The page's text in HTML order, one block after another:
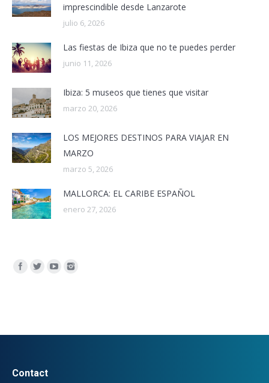
imprescindible desde Lanzarote
julio 6, 2026
Las fiestas de Ibiza que no te puedes perder
junio 11, 2026
Ibiza: 5 museos que tienes que visitar
marzo 20, 2026
LOS MEJORES DESTINOS PARA VIAJAR EN
MARZO
marzo 5, 2026
MALLORCA: EL CARIBE ESPAÑOL
enero 27, 2026
Encuéntranos en:
Contact